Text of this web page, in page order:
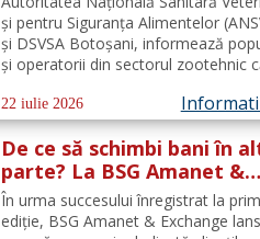
ovine și caprine
și pentru Siguranța Alimentelor
și DSVSA Botoșani, informează
și operatorii din sectorul zootehnic
pe întreg teritoriul României.
emisă de Comitetul Național pentru
Situații de...
22 iulie 2026
De ce să schimbi bani în
parte? La BSG Amanet &
Exchange poți câștiga
de euro cash!
În urma succesului înregistrat la
ediție, BSG Amanet & Exchange